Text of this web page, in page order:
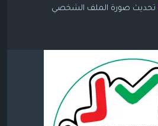
تحديث صورة الملف الشخصي